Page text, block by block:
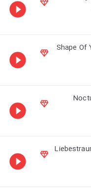
5. 07 -
6. 08
7. 09 -